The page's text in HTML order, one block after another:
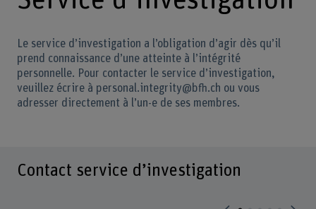
Le service d’investigation a l’obligation d’agir dès qu’il
prend connaissance d’une atteinte à l’intégrité
personnelle. Pour contacter le service d’investigation,
veuillez écrire à personal.integrity@bfh.ch ou vous
adresser directement à l’un-e de ses membres.
Contact service d’investigation